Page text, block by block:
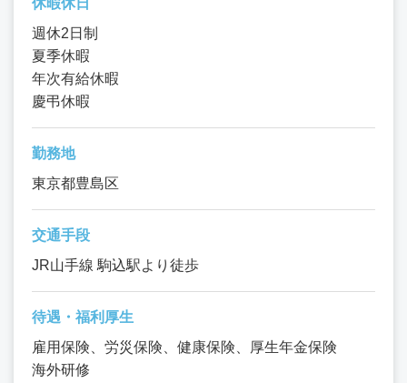
週休2日制
夏季休暇
年次有給休暇
慶弔休暇
勤務地
東京都豊島区
交通手段
JR山手線 駒込駅より徒歩
待遇・福利厚生
雇用保険、労災保険、健康保険、厚生年金保険
海外研修